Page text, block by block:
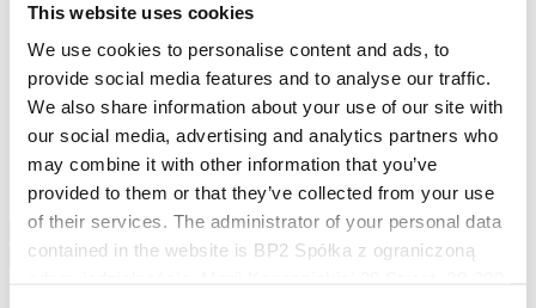
This website uses cookies
We use cookies to personalise content and ads, to
provide social media features and to analyse our traffic.
We also share information about your use of our site with
our social media, advertising and analytics partners who
may combine it with other information that you’ve
provided to them or that they’ve collected from your use
of their services. The administrator of your personal data
contained in the website is BP2 Spółka z ograniczoną
Dangos, spalvos ir garantijos
Garantijos registravimas
Įgyvendinti projektai ir inspiracijos
Parsisiunčiami failai
Rasti rangovą
Kur įsigyti?
BIM bibliotekos
Parsisiųsti
Kontaktai